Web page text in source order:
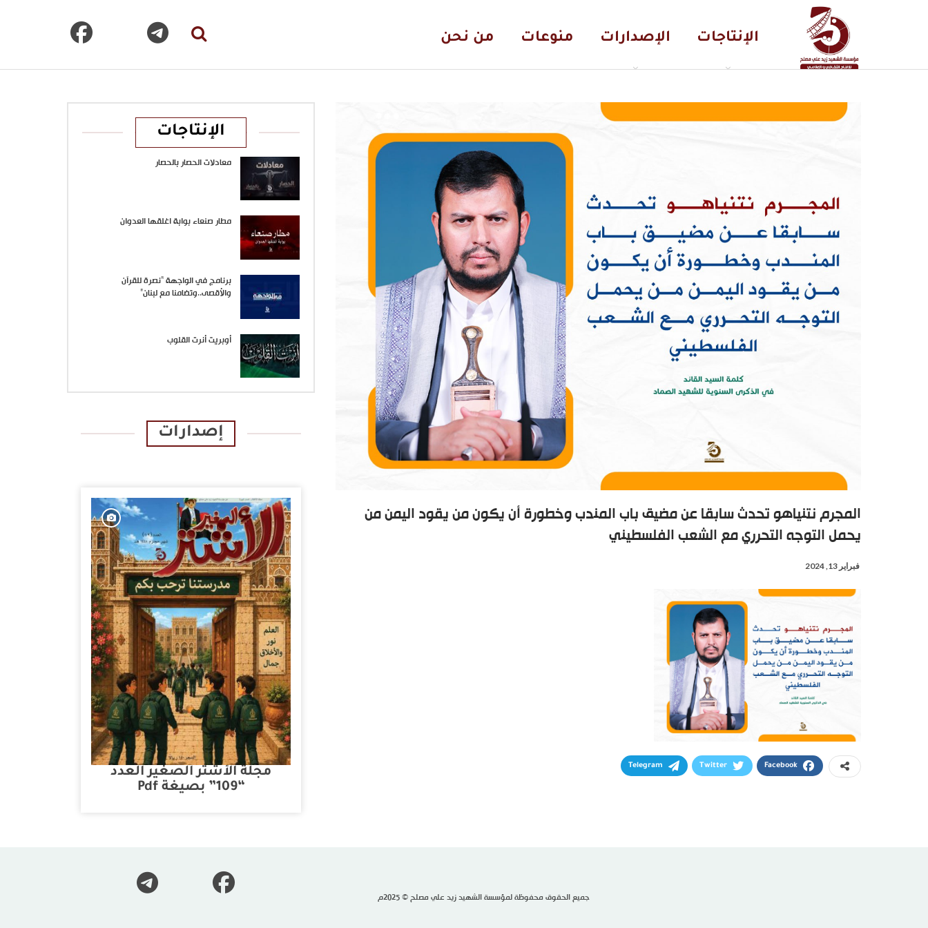
الإنتاجات الإصدارات منوعات من نحن
المجرم نتنياهو تحدث سابقا عن مضيق باب المندب وخطورة أن يكون من يقود اليمن من
يحمل التوجه التحرري مع الشعب الفلسطيني
فبراير 13, 2024
Facebook
Twitter
Telegram
الإنتاجات
معادلات الحصار بالحصار
مطار صنعاء بوابة اغلقها العدوان
برنامج في الواجهة “نصرة للقرآن
والأقصى..وتضامنا مع لبنان”
أوبريت أنرت القلوب
إصدارات
مجلة الأشتر الصغير العدد
“109” بصيغة Pdf
جميع الحقوق محفوظة لمؤسسة الشهيد زيد علي مصلح © 2025م